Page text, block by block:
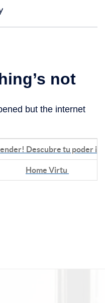
Descubre tu poder
Home Virtu